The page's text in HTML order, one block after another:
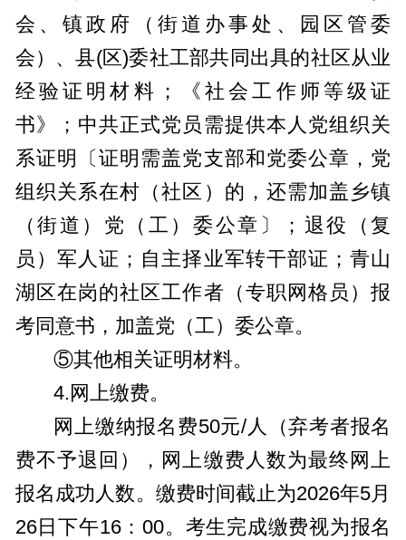
会、镇政府（街道办事处、园区管委
会）、县(区)委社工部共同出具的社区从业
经验证明材料；《社会工作师等级证
书》；中共正式党员需提供本人党组织关
系证明〔证明需盖党支部和党委公章，党
组织关系在村（社区）的，还需加盖乡镇
（街道）党（工）委公章〕；退役（复
员）军人证；自主择业军转干部证；青山
湖区在岗的社区工作者（专职网格员）报
考同意书，加盖党（工）委公章。
⑤其他相关证明材料。
4.网上缴费。
网上缴纳报名费50元/人（弃考者报名
费不予退回），网上缴费人数为最终网上
报名成功人数。缴费时间截止为2026年5月
26日下午16：00。考生完成缴费视为报名